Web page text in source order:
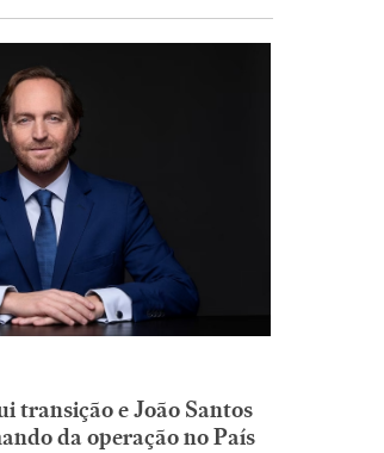
transição e João Santos
da operação no País